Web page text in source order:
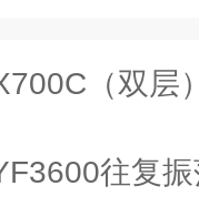
（双层）恒温振荡培
往复振